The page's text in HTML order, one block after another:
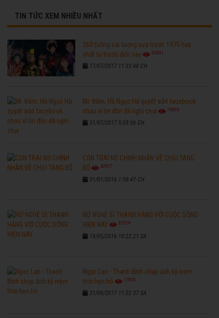
TIN TỨC XEM NHIỀU NHẤT
260 tuồng cải lương xưa trước 1975 hay
nhất từ trước đến nay
96201
17/07/2017 11:33:48 CH
Mr. Đàm, Hồ Ngọc Hà quyết add facebook
nhau vì tin đồn đã nghỉ chơi
76303
31/07/2017 5:03:06 CH
CON TRAI NS CHINH NHẪN VỀ CHỊU TANG
BỐ
42977
31/01/2016 1:08:47 CH
NỮ NGHỆ SĨ THANH HẰNG VỚI CUỘC SỐNG
HIỆN NAY
32579
18/05/2016 10:22:21 SA
Ngọc Lan - Thanh Bình chụp ảnh kỷ niệm
thời hẹn hò
17825
21/09/2017 11:02:37 SA